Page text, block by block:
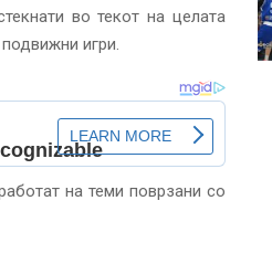
во текот на целата
игри.
на теми поврзани со